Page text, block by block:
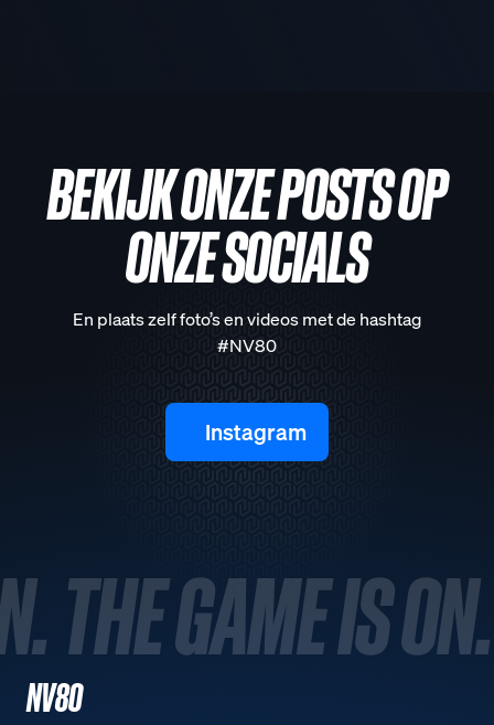
BEKIJK ONZE POSTS OP
ONZE SOCIALS
En plaats zelf foto’s en videos met de hashtag
#NV80
Instagram
THE GAME IS ON.
NV80